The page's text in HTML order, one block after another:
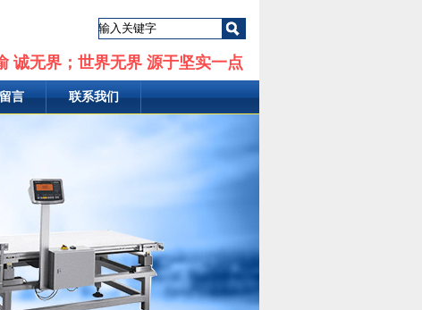
诚无界；世界无界 源于坚实一点
言 联系我们